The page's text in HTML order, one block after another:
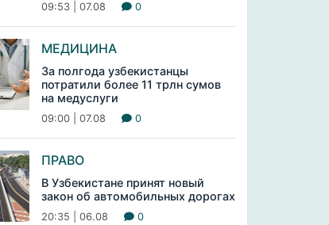
09:53 | 07.08 0
МЕДИЦИНА
За полгода узбекистанцы
потратили более 11 трлн сумов
на медуслуги
09:00 | 07.08 0
ПРАВО
В Узбекистане принят новый
закон об автомобильных дорогах
20:35 | 06.08 0